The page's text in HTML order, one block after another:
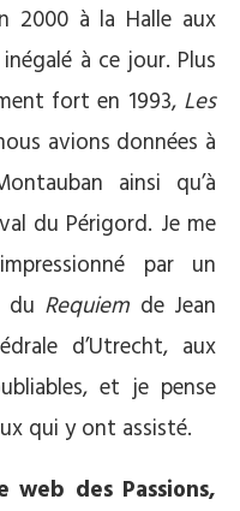
2000 à la Halle aux
à ce jour. Plus
fort en 1993, Les
avions données à
ainsi qu’à
du Périgord. Je me
par un
du Requiem de Jean
d’Utrecht, aux
et je pense
qui y ont assisté.
web des Passions,